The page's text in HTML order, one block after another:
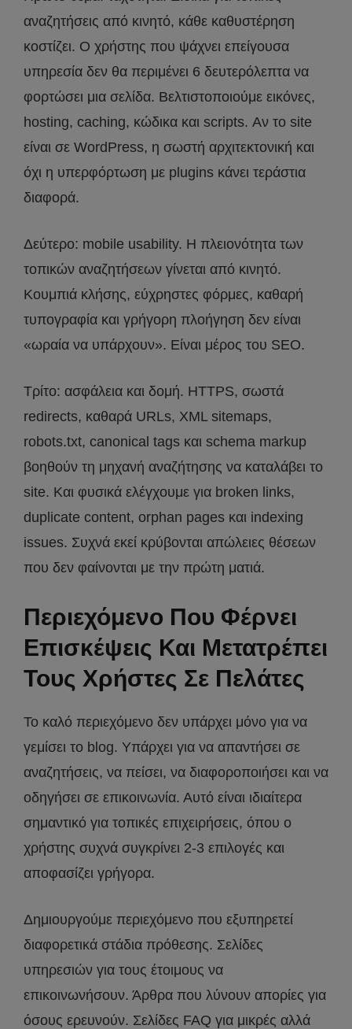
αναζητήσεις από κινητό, κάθε καθυστέρηση
κοστίζει. Ο χρήστης που ψάχνει επείγουσα
υπηρεσία δεν θα περιμένει 6 δευτερόλεπτα να
φορτώσει μια σελίδα. Βελτιστοποιούμε εικόνες,
hosting, caching, κώδικα και scripts. Αν το site
είναι σε WordPress, η σωστή αρχιτεκτονική και
όχι η υπερφόρτωση με plugins κάνει τεράστια
διαφορά.
Δεύτερο: mobile usability. Η πλειονότητα των
τοπικών αναζητήσεων γίνεται από κινητό.
Κουμπιά κλήσης, εύχρηστες φόρμες, καθαρή
τυπογραφία και γρήγορη πλοήγηση δεν είναι
«ωραία να υπάρχουν». Είναι μέρος του SEO.
Τρίτο: ασφάλεια και δομή. HTTPS, σωστά
redirects, καθαρά URLs, XML sitemaps,
robots.txt, canonical tags και schema markup
βοηθούν τη μηχανή αναζήτησης να καταλάβει το
site. Και φυσικά ελέγχουμε για broken links,
duplicate content, orphan pages και indexing
issues. Συχνά εκεί κρύβονται απώλειες θέσεων
που δεν φαίνονται με την πρώτη ματιά.
Περιεχόμενο Που Φέρνει
Επισκέψεις Και Μετατρέπει
Τους Χρήστες Σε Πελάτες
Το καλό περιεχόμενο δεν υπάρχει μόνο για να
γεμίσει το blog. Υπάρχει για να απαντήσει σε
αναζητήσεις, να πείσει, να διαφοροποιήσει και να
οδηγήσει σε επικοινωνία. Αυτό είναι ιδιαίτερα
σημαντικό για τοπικές επιχειρήσεις, όπου ο
χρήστης συχνά συγκρίνει 2-3 επιλογές και
αποφασίζει γρήγορα.
Δημιουργούμε περιεχόμενο που εξυπηρετεί
διαφορετικά στάδια πρόθεσης. Σελίδες
υπηρεσιών για τους έτοιμους να
επικοινωνήσουν. Άρθρα που λύνουν απορίες για
όσους ερευνούν. Σελίδες FAQ για μικρές αλλά